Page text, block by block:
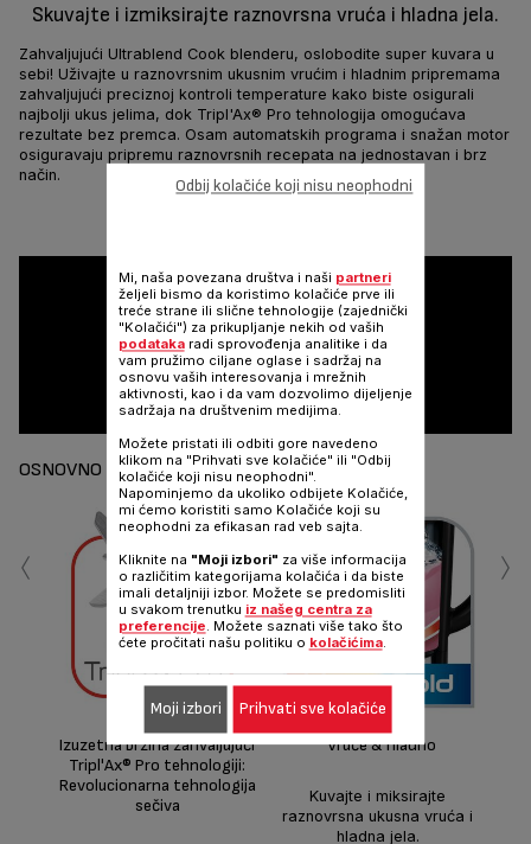
Skuvajte i izmiksirajte raznovrsna vruća i hladna jela.
Zahvaljujući Ultrablend Cook blenderu, oslobodite super kuvara u
sebi! Uživajte u raznovrsnim ukusnim vrućim i hladnim pripremama
zahvaljujući preciznoj kontroli temperature kako biste osigurali
najbolji ukus jelima, dok Tripl'Ax® Pro tehnologija omogućava
rezultate bez premca. Osam automatskih programa i snažan motor
osiguravaju pripremu raznovrsnih recepata na jednostavan i brz
način.
OSNOVNO
Izuzetna brzina zahvaljujući
Tripl'Ax® Pro tehnologiji:
Revolucionarna tehnologija
sečiva
Vruće & hladno
Kuvajte i miksirajte
raznovrsna ukusna vruća i
hladna jela.
‹ ›
Mi, naša povezana društva i naši partneri
željeli bismo da koristimo kolačiće prve ili
treće strane ili slične tehnologije (zajednički
"Kolačići") za prikupljanje nekih od vaših
podatakaradi sprovođenja analitike i da
vam pružimo ciljane oglase i sadržaj na
osnovu vaših interesovanja i mrežnih
aktivnosti, kao i da vam dozvolimo dijeljenje
sadržaja na društvenim medijima.
Možete pristati ili odbiti gore navedeno
klikom na "Prihvati sve kolačiće" ili "Odbij
kolačiće koji nisu neophodni".
Napominjemo da ukoliko odbijete Kolačiće,
mi ćemo koristiti samo Kolačiće koji su
neophodni za efikasan rad veb sajta.
Kliknite na "Moji izbori" za više informacija
o različitim kategorijama kolačića i da biste
imali detaljniji izbor. Možete se predomisliti
u svakom trenutku iz našeg centra za
preferencije. Možete saznati više tako što
ćete pročitati našu politiku o kolačićima.
Odbij kolačiće koji nisu neophodni
Moji izbori Prihvati sve kolačiće